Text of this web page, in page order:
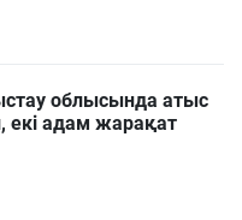
облысында атыс
екі адам жарақат